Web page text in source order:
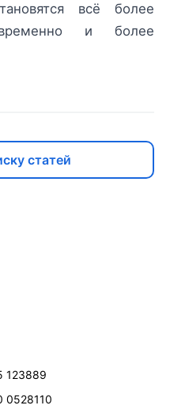
всё более
и более
статей
123889
0528110